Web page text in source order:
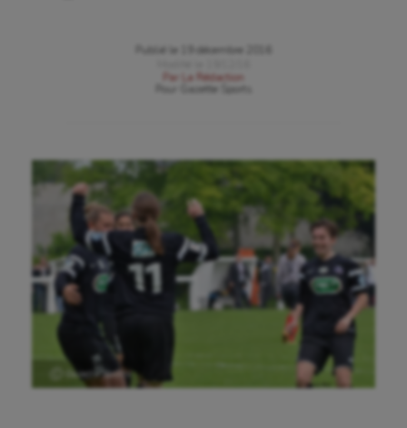
Publié le
19 décembre 2016
Par
La Rédaction
Gazette Sports
Ⓒ Gazette Sports